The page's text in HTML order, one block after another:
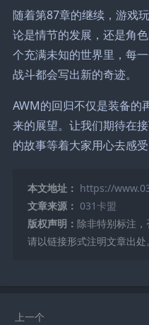
随着第87章的继续，游戏
论是情节的发展，还是角
个充满未知的世界里，每
战斗都会写出新的奇迹。
AWM的回归不仅是装备的
来的展望。让我们期待在
的故事等着大家用心去感受
本文地址： https://
文章来源： 031卡盟
版权声明： 除非特别标注
请以链接形式注明文章出处。
上一个